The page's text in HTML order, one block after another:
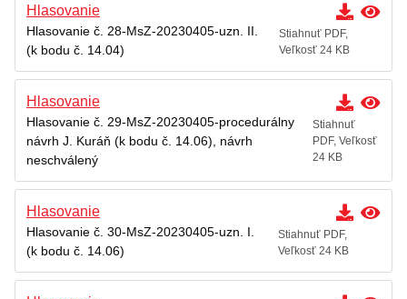
Hlasovanie
Hlasovanie č. 28-MsZ-20230405-uzn. II.
(k bodu č. 14.04)
Stiahnuť PDF,
Veľkosť 24 KB
Hlasovanie
Hlasovanie č. 29-MsZ-20230405-procedurálny
návrh J. Kuráň (k bodu č. 14.06), návrh
neschválený
Stiahnuť
PDF, Veľkosť
24 KB
Hlasovanie
Hlasovanie č. 30-MsZ-20230405-uzn. I.
(k bodu č. 14.06)
Stiahnuť PDF,
Veľkosť 24 KB